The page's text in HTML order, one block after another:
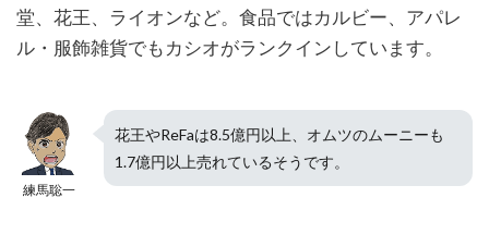
堂、花王、ライオンなど。食品ではカルビー、アパレ
ル・服飾雑貨でもカシオがランクインしています。
練馬聡一
花王やReFaは8.5億円以上、オムツのムーニーも
1.7億円以上売れているそうです。